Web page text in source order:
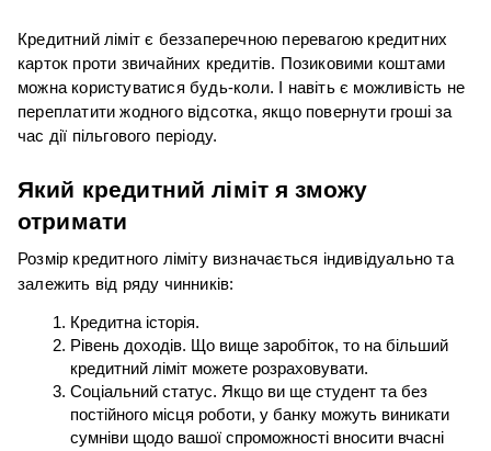
Кредитний ліміт є беззаперечною перевагою кредитних
карток проти звичайних кредитів. Позиковими коштами
можна користуватися будь-коли. І навіть є можливість не
переплатити жодного відсотка, якщо повернути гроші за
час дії пільгового періоду.
Який кредитний ліміт я зможу
отримати
Розмір кредитного ліміту визначається індивідуально та
залежить від ряду чинників:
Кредитна історія.
Рівень доходів. Що вище заробіток, то на більший
кредитний ліміт можете розраховувати.
Соціальний статус. Якщо ви ще студент та без
постійного місця роботи, у банку можуть виникати
сумніви щодо вашої спроможності вносити вчасні